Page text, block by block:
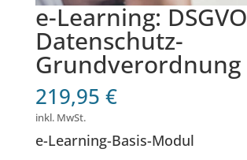
e-Learning: DSGVO
Datenschutz-
Grundverordnung
219,95 €
inkl. MwSt.
e-Learning-Basis-Modul